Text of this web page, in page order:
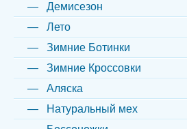
Демисезон
Лето
Зимние Ботинки
Зимние Кроссовки
Аляска
Натуральный мех